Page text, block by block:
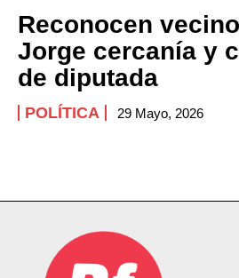
Reconocen
Jorge cercanía y
de diputada
POLÍTICA 29 Mayo, 2026